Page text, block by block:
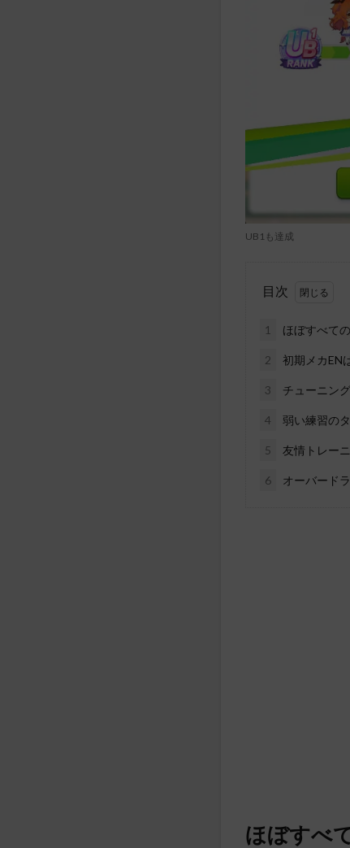
UB1も達成
目次
1 ほぼすべて
2 初期メカEN
3 チューニン
4 弱い練習の
5 友情トレー
6 オーバード
ほぼすべ